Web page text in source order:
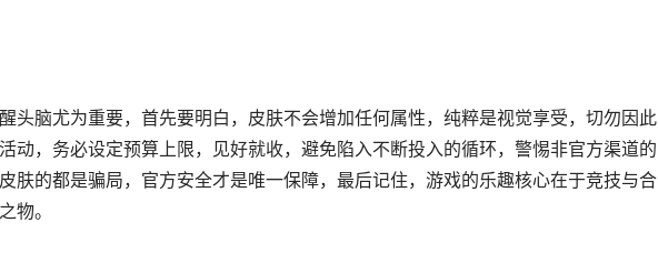
头脑尤为重要，首先要明白，皮肤不会增加任何属性，纯粹是视觉享受，切勿因此
动，务必设定预算上限，见好就收，避免陷入不断投入的循环，警惕非官方渠道的
肤的都是骗局，官方安全才是唯一保障，最后记住，游戏的乐趣核心在于竞技与合
物。